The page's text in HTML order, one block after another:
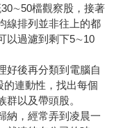
檔觀察股，接著
線排列並非往上的都
以過濾到剩下5∼10
好後再分類到電腦自
連動性，找出每個
以及帶頭股。
納，經常弄到凌晨一